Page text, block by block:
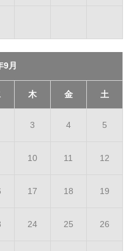
9月
木 金 土
3 4 5
10 11 12
17 18 19
24 25 26